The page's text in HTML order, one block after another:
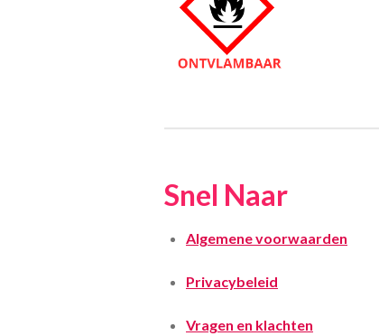
Snel Naar
Algemene voorwaarden
Privacybeleid
Vragen en klachten